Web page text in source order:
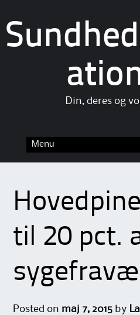
Din, deres og
til 20 pct.
Posted on maj 7, 2015 by